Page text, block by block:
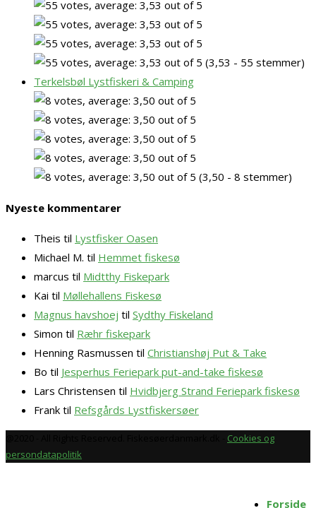
(3,53 - 55 stemmer)
Terkelsbøl Lystfiskeri & Camping
(3,50 - 8 stemmer)
Nyeste kommentarer
Theis til Lystfisker Oasen
Michael M. til Hemmet fiskesø
marcus til Midtthy Fiskepark
Kai til Møllehallens Fiskesø
Magnus havshoej til Sydthy Fiskeland
Simon til Ræhr fiskepark
Henning Rasmussen til Christianshøj Put & Take
Bo til Jesperhus Feriepark put-and-take fiskesø
Lars Christensen til Hvidbjerg Strand Feriepark fiskesø
Frank til Refsgårds Lystfiskersøer
Cookies og
persondatapolitik
Forside